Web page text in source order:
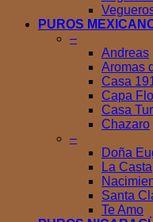
PUROS
–
Andreas
Aromas
Casa
Capa
Casa
Chazaro
–
Doña
La Casta
Santa
Te Amo